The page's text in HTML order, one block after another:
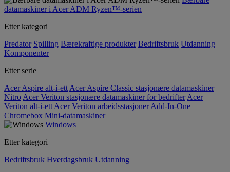
datamaskiner i Acer ADM Ryzen™-serien
Etter kategori
Predator Spilling Bærekraftige produkter Bedriftsbruk Utdanning
Komponenter
Etter serie
Acer Aspire alt-i-ett Acer Aspire Classic stasjonære datamaskiner
Nitro Acer Veriton stasjonære datamaskiner for bedrifter Acer
Veriton alt-i-ett Acer Veriton arbeidsstasjoner Add-In-One
Chromebox Mini-datamaskiner
Windows
Etter kategori
Bedriftsbruk Hverdagsbruk Utdanning